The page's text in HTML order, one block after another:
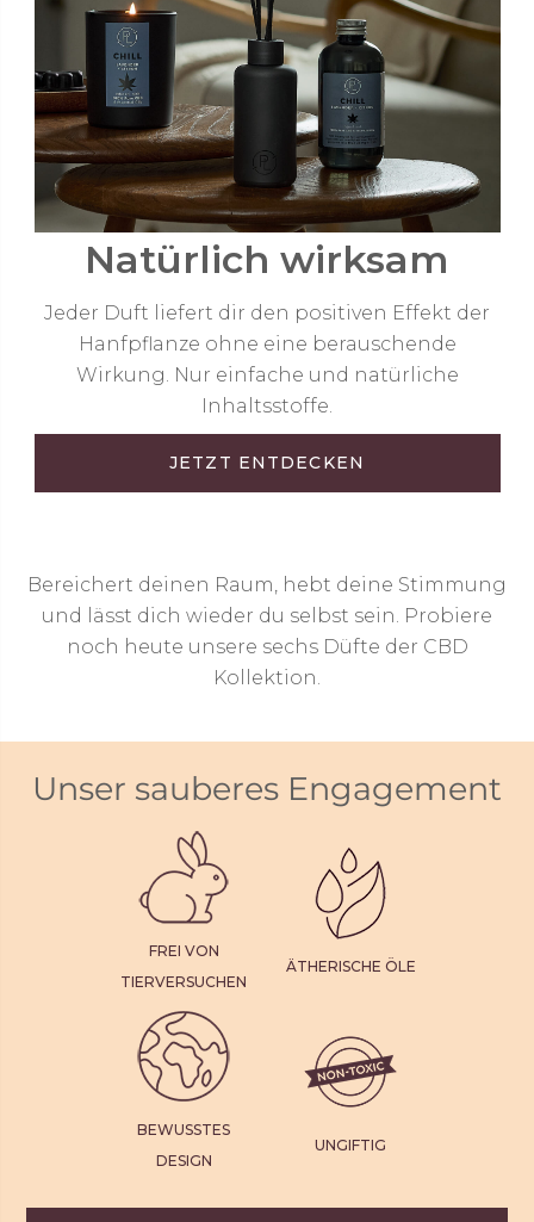
Natürlich wirksam
Jeder Duft liefert dir den positiven Effekt der
Hanfpflanze ohne eine berauschende
Wirkung. Nur einfache und natürliche
Inhaltsstoffe.
JETZT ENTDECKEN
Bereichert deinen Raum, hebt deine Stimmung
und lässt dich wieder du selbst sein. Probiere
noch heute unsere sechs Düfte der CBD
Kollektion.
Unser sauberes Engagement
FREI VON
TIERVERSUCHEN
ÄTHERISCHE ÖLE
BEWUSSTES
DESIGN
UNGIFTIG